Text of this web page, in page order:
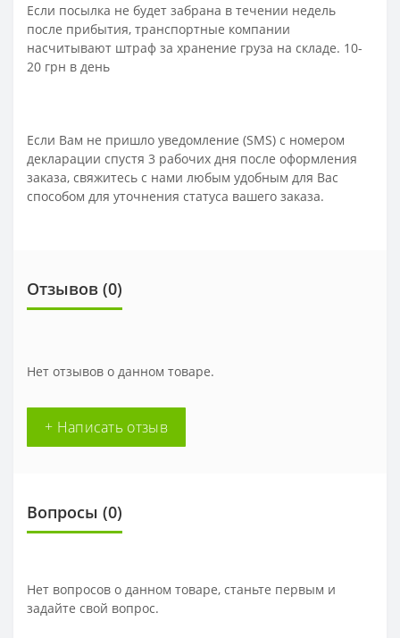
Если посылка не будет забрана в течении недель
после прибытия, транспортные компании
насчитывают штраф за хранение груза на складе. 10-
20 грн в день
Если Вам не пришло уведомление (SMS) с номером
декларации спустя 3 рабочих дня после оформления
заказа, свяжитесь с нами любым удобным для Вас
способом для уточнения статуса вашего заказа.
Отзывов (0)
Нет отзывов о данном товаре.
+ Написать отзыв
Вопросы (0)
Нет вопросов о данном товаре, станьте первым и
задайте свой вопрос.